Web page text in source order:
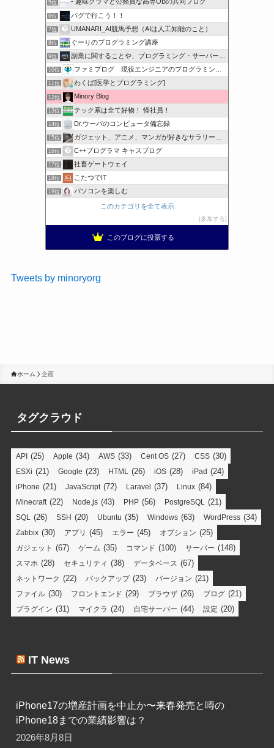
5位
6位 バグで行こう！！
7位 UMANARI_AI競馬予想（AIは人工知能のこと）
8位 ぐーりのプログラミング講座
9位 副業に関することや、プログラミング・サーバー関係
10位 ファミプログ 現役エンジニアのプログラミング入門講座
11位 わくば[医学とプログラミング]
12位 Minory Blog
13位 テック系は全て好物！ 怪社員！
14位 Dr.ウーパのコンピュータ備忘録
15位 ガジェット、アニメ、マンガが好きなサラリーマンブログです。
16位 C++プログラマ キャスブログ
17位 社畜ゲートウェイ
18位 こたつでIT
19位 パソコンを楽しむ
このカテゴリを全て表示
参加する
このブログに投票する
Tweets by minoryorg
ホーム 企画
タグクラウド
API (25) Apple (34) AWS (33) Cent OS (27) CSS (30)
ESXi (21) Google (23) HTML (26) iOS (28) iPad (24)
iPhone (21) JavaScript (72) Laravel (37) Linux (84)
Minecraft (22) Node.js (43) PHP (56) PostgreSQL (21)
SQL (26) SSH (20) Ubuntu (35) Windows (63) WordPress (34)
Zabbix (30) アプリ (45) エラー (45) オプション (25)
ガジェット (67) ゲーム (35) コマンド (100) サーバー (148)
スマホ (28) セキュリティ (38) データベース (67)
ネットワーク (22) バックアップ(23) バージョン (21)
ファイル (30) フロントエンド (29) ブラウザ (26) ブログ (21)
プラグイン (31) マイクラ (24) 自宅サーバー (44) 設定 (20)
IT News
iPhone17の増産計画を中止か〜来春発売と噂の
iPhone18までの業績影響は？
2026年8月8日